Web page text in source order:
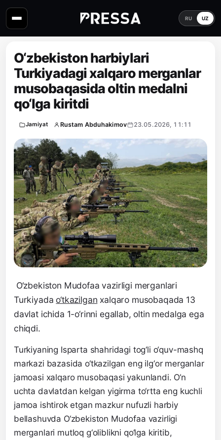
RU UZ
O‘zbekiston harbiylari
Turkiyadagi xalqaro merganlar
musobaqasida oltin medalni
qo‘lga kiritdi
Jamiyat Rustam Abduhakimov 23.05.2026, 11:11
O‘zbekiston Mudofaa vazirligi merganlari
Turkiyada o‘tkazilgan xalqaro musobaqada 13
davlat ichida 1-o‘rinni egallab, oltin medalga ega
chiqdi.
Turkiyaning Isparta shahridagi tog‘li o‘quv-mashq
markazi bazasida o‘tkazilgan eng ilg‘or merganlar
jamoasi xalqaro musobaqasi yakunlandi. O‘n
uchta davlatdan kelgan yigirma to‘rtta eng kuchli
jamoa ishtirok etgan mazkur nufuzli harbiy
bellashuvda O‘zbekiston Mudofaa vazirligi
merganlari mutloq g‘oliblikni qo‘lga kiritib,